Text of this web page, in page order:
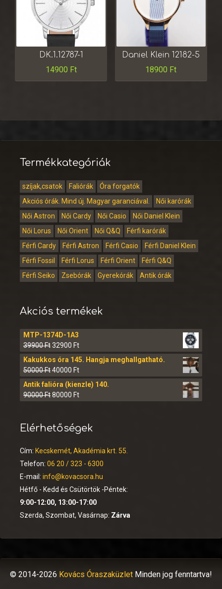
DK.1.12787-1
14900 Ft
Daniel Klein 12182-5
18900 Ft
Termékkategóriák
szíjak,csatok Faliórák
Óra forgatók
Akciós órák. Mind új. Magyar garanciával.
Női karórák
Női Astron
Női Cardy Női Casio
Női Daniel Klein
Női Lorus
Női Orient Női Q&Q
Férfi karórák
Férfi Cardy
Férfi Astron Férfi Casio
Férfi Daniel Klein
Férfi Fossil
Férfi Lorus Férfi Orient
Férfi Q&Q
Férfi Seiko
Zsebórák Gyerekórák Antik órák
Akciós termékek
MTP-1374D-1A3
39900Ft32900 Ft
Kakukkos óra 145. Hangja meghallgatható.
50000Ft40000 Ft
Antik falióra (kienzle) 140.
90000Ft80000 Ft
Elérhetőségek
Cím: Kecskemét, Akadémia krt. 55.
Telefon: 06 20 / 323 - 6300
E-mail: info@kovacsora.hu
Hétfő - Kedd és Csütörtök -Péntek:
9:00-12:00, 13:00-17:00
Szerda, Szombat, Vasárnap: Zárva
© 2014-2026 Kovács Óraszaküzlet Minden jog fenntartva!